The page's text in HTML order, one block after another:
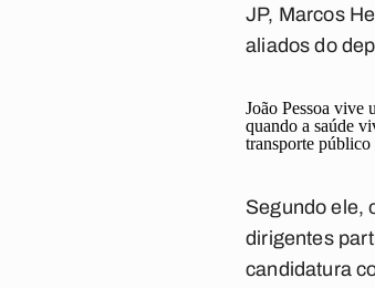
JP, Marcos
aliados do
João Pessoa vive
quando a saúde
transporte
Segundo ele,
dirigentes
candidatura